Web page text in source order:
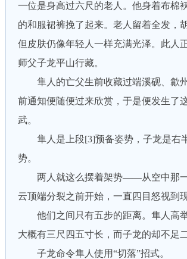
一位是身高过六尺的老人。他身着布棉
的和服裙裤挽了起来。老人留着全发，
但皮肤仍像年轻人一样充满光泽。此人
师父子龙平山行藏。
隼人的亡父生前收藏过端溪砚、歙
前通知便随便过来欣赏，于是便发生了
武。
隼人是上段[3]预备姿势，子龙是右
势。
两人就这么摆着架势——从空中那一
云顶端分裂之前开始，一直四目怒视到现
他们之间只有五步的距离。隼人高
大概有三尺四五寸长，而子龙的却不足二
子龙命令隼人使用“切落”招式。